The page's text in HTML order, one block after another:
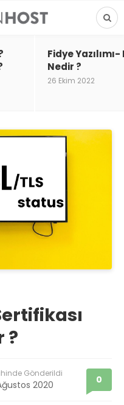
Fidye
Nedir ?
26 Ekim 2022
?
Gönderildi
2020 0